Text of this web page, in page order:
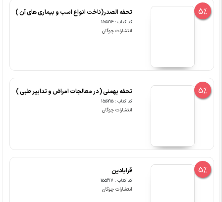
5% تحفه الصدر(ناخت انواع اسب و بیماری های آن )
کد کتاب : 155214
انتشارات چوگان
5% تحفه بهمنی ( در معالجات امراض و تدابیر طبی )
کد کتاب : 155215
انتشارات چوگان
5% قرابادین
کد کتاب : 155217
انتشارات چوگان